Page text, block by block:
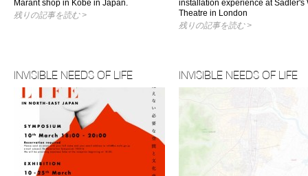
Marant shop in Kobe in Japan.
残りの記事を読む >
installation experience at Sadler's
Theatre in London
残りの記事を読む >
INVISIBLE NEEDS OF LIFE INVISIBLE NEEDS OF LIFE